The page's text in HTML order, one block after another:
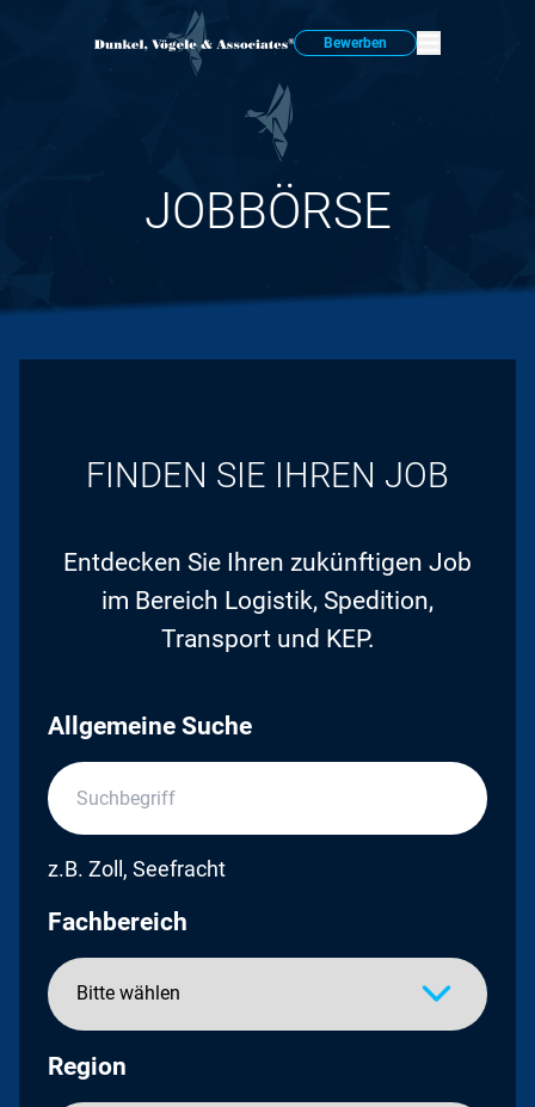
Bewerben
JOBBÖRSE
FINDEN SIE IHREN JOB
Entdecken Sie Ihren zukünftigen Job
im Bereich Logistik, Spedition,
Transport und KEP.
Allgemeine Suche
z.B. Zoll, Seefracht
Fachbereich
Region